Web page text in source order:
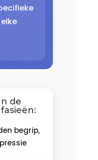
de
begrip,